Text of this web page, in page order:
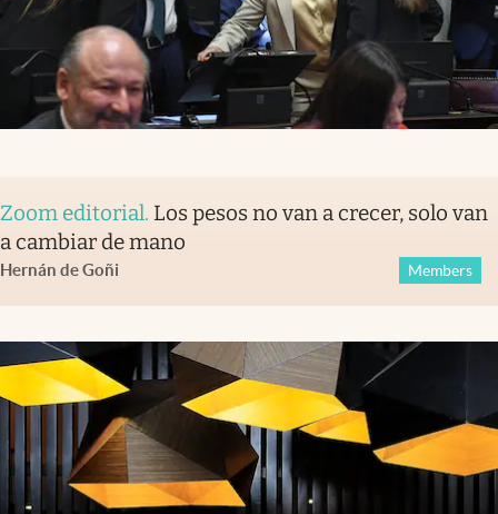
Zoom editorial. Los pesos no van a crecer, solo van
a cambiar de mano
Hernán de Goñi Members